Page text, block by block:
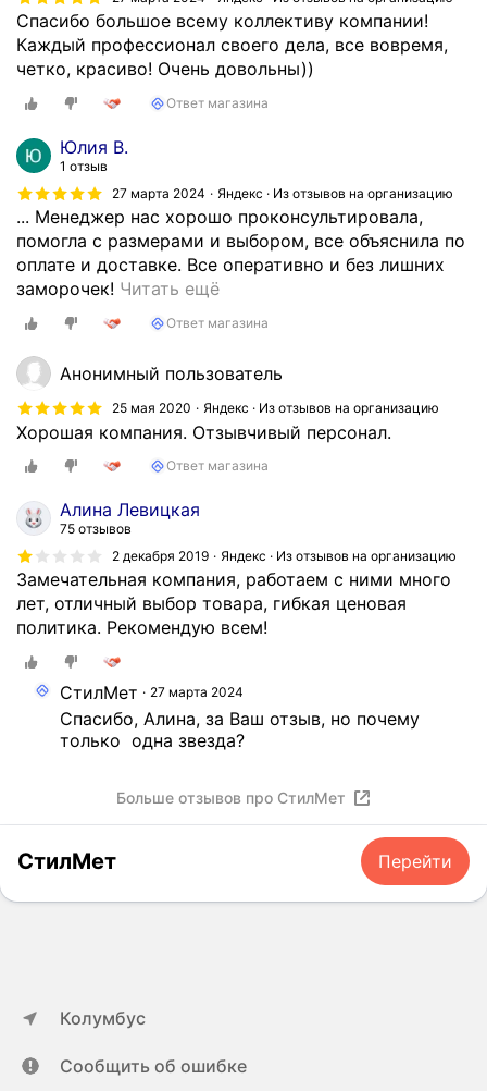
Спасибо большое всему коллективу компании!
Каждый профессионал своего дела, все вовремя,
четко, красиво! Очень довольны))
Ответ магазина
Юлия В.
1 отзыв
27 марта 2024
Яндекс · Из отзывов на организацию
... Менеджер нас хорошо проконсультировала,
помогла с размерами и выбором, все объяснила по
оплате и доставке. Все оперативно и без лишних
заморочек! Читать ещёО
е
ь
р
е
н
д
у
ю
ы
б
и
а
н
к
Ответ магазина
Анонимный пользователь
25 мая 2020 Яндекс · Из отзывов на организацию
Хорошая компания. Отзывчивый персонал.
Ответ магазина
Алина Левицкая
75 отзывов
2 декабря 2019
Яндекс · Из отзывов на организацию
Замечательная компания, работаем с ними много
лет, отличный выбор товара, гибкая ценовая
политика. Рекомендую всем!
СтилМет 27 марта 2024
Спасибо, Алина, за Ваш отзыв, но почему
только  одна звезда?
Больше отзывов про СтилМет
СтилМет Перейти
Колумбус
Сообщить об ошибке